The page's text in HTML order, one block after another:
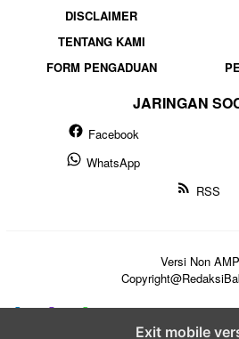
DISCLAIMER
TENTANG KAMI
FORM PENGADUAN
JARINGAN
Facebook
WhatsApp
RSS
Versi Non AMP
Exit mobile